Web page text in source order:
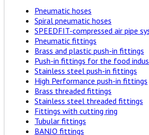
Pneumatic hoses
Spiral pneumatic hoses
SPEEDFIT-compressed air pipe
Pneumatic fittings
Brass and plastic push-in fittings
Push-in fittings for the food
Stainless steel push-in fittings
High Performance push-in fittings
Brass threaded fittings
Stainless steel threaded fittings
Fittings with cutting ring
Tubular fittings
BANJO fittings